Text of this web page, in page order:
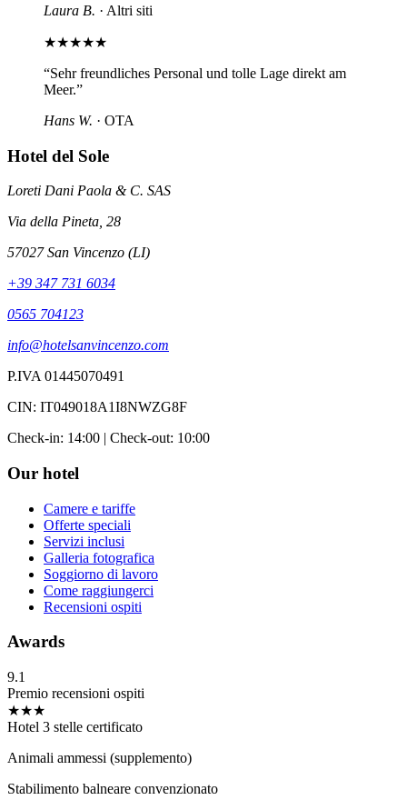
Laura B. · Altri siti
★★★★★
“Sehr freundliches Personal und tolle Lage direkt am
Meer.”
Hans W. · OTA
Hotel del Sole
Loreti Dani Paola & C. SAS
Via della Pineta, 28
57027 San Vincenzo (LI)
+39 347 731 6034
0565 704123
info@hotelsanvincenzo.com
P.IVA 01445070491
CIN: IT049018A1I8NWZG8F
Check-in: 14:00 | Check-out: 10:00
Our hotel
Camere e tariffe
Offerte speciali
Servizi inclusi
Galleria fotografica
Soggiorno di lavoro
Come raggiungerci
Recensioni ospiti
Awards
9.1
Premio recensioni ospiti
★★★
Hotel 3 stelle certificato
Animali ammessi (supplemento)
Stabilimento balneare convenzionato